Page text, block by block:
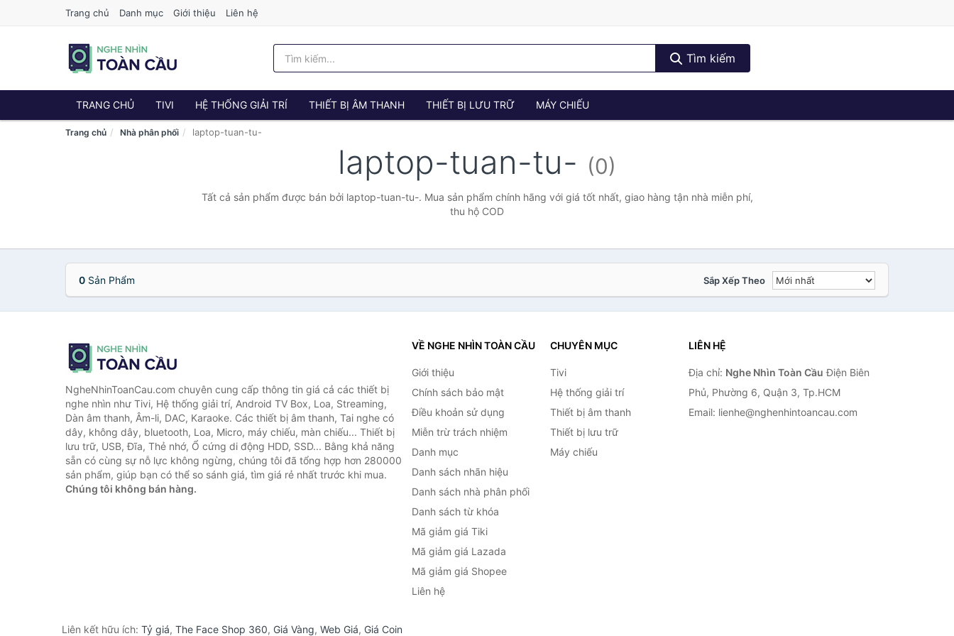
Trang chủ Danh mục Giới thiệu Liên hệ
Tìm kiếm
TRANG CHỦ TIVI HỆ THỐNG GIẢI TRÍ THIẾT BỊ ÂM THANH THIẾT BỊ LƯU TRỮ MÁY CHIẾU
Trang chủ Nhà phân phối laptop-tuan-tu-
laptop-tuan-tu- (0)
Tất cả sản phẩm được bán bởi laptop-tuan-tu-. Mua sản phẩm chính hãng với giá tốt nhất, giao hàng tận nhà miễn phí,
thu hộ COD
0 Sản Phẩm Sắp Xếp Theo
NgheNhinToanCau.com chuyên cung cấp thông tin giá cả các thiết bị
nghe nhìn như Tivi, Hệ thống giải trí, Android TV Box, Loa, Streaming,
Dàn âm thanh, Âm-li, DAC, Karaoke. Các thiết bị âm thanh, Tai nghe có
dây, không dây, bluetooth, Loa, Micro, máy chiếu, màn chiếu... Thiết bị
lưu trữ, USB, Đĩa, Thẻ nhớ, Ổ cứng di động HDD, SSD... Bằng khả năng
sẵn có cùng sự nỗ lực không ngừng, chúng tôi đã tổng hợp hơn 280000
sản phẩm, giúp bạn có thể so sánh giá, tìm giá rẻ nhất trước khi mua.
Chúng tôi không bán hàng.
VỀ NGHE NHÌN TOÀN CẦU
Giới thiệu
Chính sách bảo mật
Điều khoản sử dụng
Miễn trừ trách nhiệm
Danh mục
Danh sách nhãn hiệu
Danh sách nhà phân phối
Danh sách từ khóa
Mã giảm giá Tiki
Mã giảm giá Lazada
Mã giảm giá Shopee
Liên hệ
CHUYÊN MỤC
Tivi
Hệ thống giải trí
Thiết bị âm thanh
Thiết bị lưu trữ
Máy chiếu
LIÊN HỆ
Địa chỉ: Nghe Nhìn Toàn Cầu Điện Biên
Phủ, Phường 6, Quận 3, Tp.HCM
Email: lienhe@nghenhintoancau.com
Liên kết hữu ích: Tỷ giá, The Face Shop 360, Giá Vàng, Web Giá, Giá Coin